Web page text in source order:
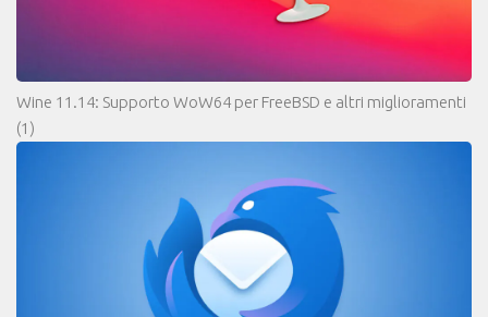
Wine 11.14: Supporto WoW64 per FreeBSD e altri miglioramenti
(1)